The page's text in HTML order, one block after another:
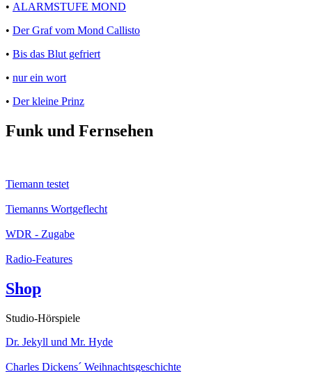
• ALARMSTUFE MOND
• Der Graf vom Mond Callisto
• Bis das Blut gefriert
• nur ein wort
• Der kleine Prinz
Funk und Fernsehen
Tiemann testet
Tiemanns Wortgeflecht
WDR - Zugabe
Radio-Features
Shop
Studio-Hörspiele
Dr. Jekyll und Mr. Hyde
Charles Dickens´ Weihnachtsgeschichte